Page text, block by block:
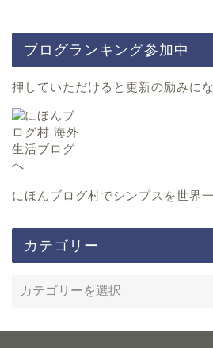
ブログランキング参加中
押していただけると更新の励みに
にほんブログ村でシンプスを世界
カテゴリー